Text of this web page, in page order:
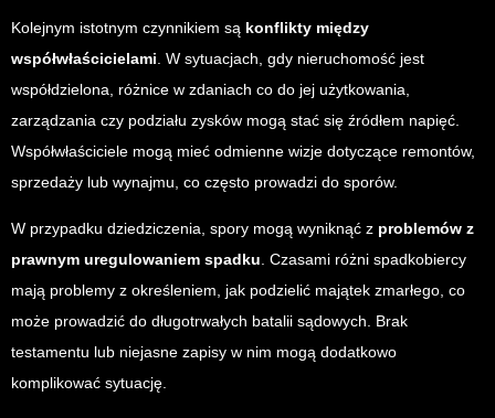
Kolejnym istotnym czynnikiem są konflikty między
współwłaścicielami. W sytuacjach, gdy nieruchomość jest
współdzielona, różnice w zdaniach co do jej użytkowania,
zarządzania czy podziału zysków mogą stać się źródłem napięć.
Współwłaściciele mogą mieć odmienne wizje dotyczące remontów,
sprzedaży lub wynajmu, co często prowadzi do sporów.
W przypadku dziedziczenia, spory mogą wyniknąć z problemów z
prawnym uregulowaniem spadku. Czasami różni spadkobiercy
mają problemy z określeniem, jak podzielić majątek zmarłego, co
może prowadzić do długotrwałych batalii sądowych. Brak
testamentu lub niejasne zapisy w nim mogą dodatkowo
komplikować sytuację.